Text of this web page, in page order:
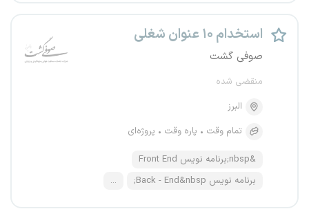
استخدام ۱۰ عنوان شغلی
صوفی گشت
منقضی شده
البرز
تمام وقت
پاره وقت پروژه‌ای
&nbsp;برنامه نویس Front End
برنامه نویس Back - End&nbsp;
...